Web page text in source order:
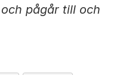
pågår till och